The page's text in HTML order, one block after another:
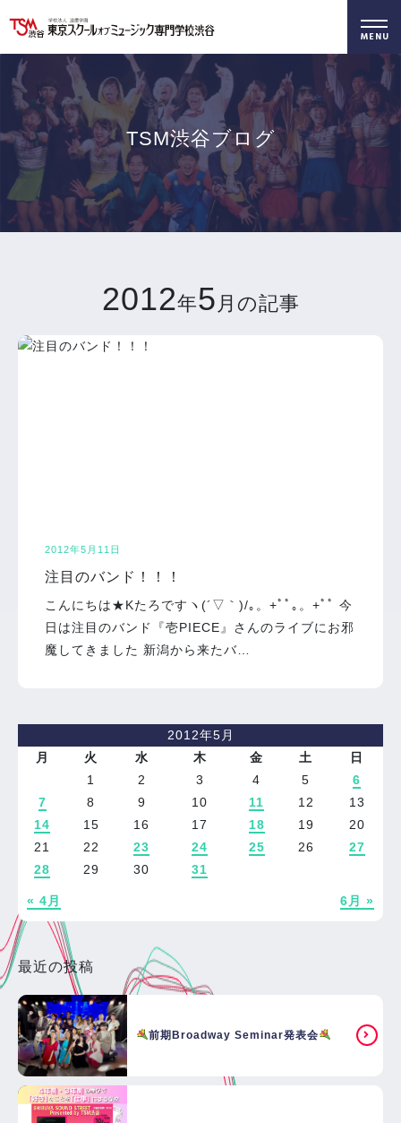
学科・専攻 資料請求 オープンキャンパス
TSM渋谷ブログ
2012年5 月の記事
2012年5月11日
注目のバンド！！！
こんにちは★Kたろですヽ(´▽｀)/｡。+ﾟﾟ｡。+ﾟﾟ 今
日は注目のバンド『壱PIECE』さんのライブにお邪
魔してきました 新潟から来たバ…
2012年5月
月
火 水 木 金 土 日
« 4月 6月 »
1 2 3 4 5
6
7
8 9 10 11 12
13
14
15 16 17 18 19
20
21
22 23 24 25 26
27
28
29 30 31
最近の投稿
前期Broadway Seminar発表会